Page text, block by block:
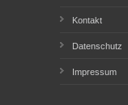
Kontakt
Datenschutz
Impressum